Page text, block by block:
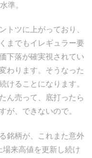
準。
トツに上がっており、
までもイレギュラー要
下落が確実視されてい
わります。そうなった
けることになります。
ん売って、底打ったら
が、できないので。
銘柄が、これまた意外
来高値を更新し続け